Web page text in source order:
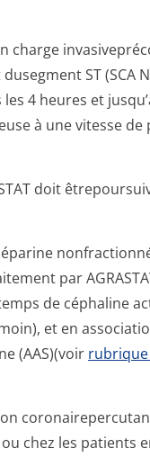
charge
ST (SCA
4 heures et
à une vitesse
doit
par
de céphaline
et en
(AAS)(voir rubrique
chez les patients